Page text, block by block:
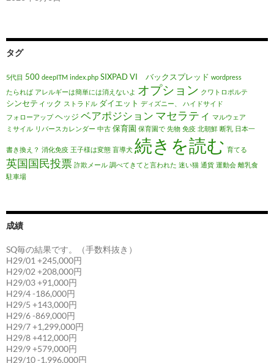
タグ
5代目 500 deepITM index.php SIXPADVI バックスプレッド wordpress
たられば アレルギーは簡単には消えないよ オプション クワトロポルテ
シンセティック ストラドル ダイエット ディズニー、
ハイドサイド
フォローアップ ヘッジ ベアポジション マセラティ マルウェア
ミサイル リバースカレンダー 中古 保育園 保育園で 先物 免疫 北朝鮮 断乳 日本一
書き換え？ 消化免疫 王子様は変態 盲導犬 続きを読む 育てる
英国国民投票 詐欺メール 調べてきてと言われた 迷い猫 通貨 運動会 離乳食
駐車場
成績
SQ毎の結果です。（手数料抜き）
H29/01 +245,000円
H29/02 +208,000円
H29/03 +91,000円
H29/4 -186,000円
H29/5 +143,000円
H29/6 -869,000円
H29/7 +1,299,000円
H29/8 +412,000円
H29/9 +579,000円
H29/10 -1,996,000円